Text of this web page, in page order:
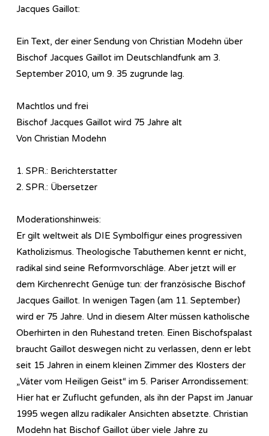
Jacques Gaillot:
Ein Text, der einer Sendung von Christian Modehn über
Bischof Jacques Gaillot im Deutschlandfunk am 3.
September 2010, um 9. 35 zugrunde lag.
Machtlos und frei
Bischof Jacques Gaillot wird 75 Jahre alt
Von Christian Modehn
1. SPR.: Berichterstatter
2. SPR.: Übersetzer
Moderationshinweis:
Er gilt weltweit als DIE Symbolfigur eines progressiven
Katholizismus. Theologische Tabuthemen kennt er nicht,
radikal sind seine Reformvorschläge. Aber jetzt will er
dem Kirchenrecht Genüge tun: der französische Bischof
Jacques Gaillot. In wenigen Tagen (am 11. September)
wird er 75 Jahre. Und in diesem Alter müssen katholische
Oberhirten in den Ruhestand treten. Einen Bischofspalast
braucht Gaillot deswegen nicht zu verlassen, denn er lebt
seit 15 Jahren in einem kleinen Zimmer des Klosters der
„Väter vom Heiligen Geist“ im 5. Pariser Arrondissement:
Hier hat er Zuflucht gefunden, als ihn der Papst im Januar
1995 wegen allzu radikaler Ansichten absetzte. Christian
Modehn hat Bischof Gaillot über viele Jahre zu